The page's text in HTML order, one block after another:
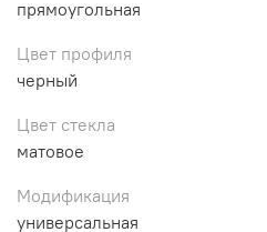
прямоугольная
Цвет профиля
черный
Цвет стекла
матовое
Модификация
универсальная